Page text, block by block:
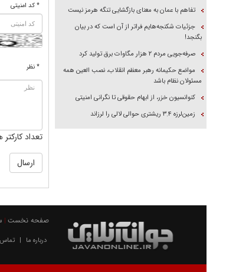
* کد امنیتی
* نظر
تعداد
تفاهم با عمان به معنای بازگشایی تنگه هرمز نیست
جزئیات شکنجه‌هایم فراتر از آن است که در بیان
بگنجد!
صرفه‌جویی مردم ۲ هزار مگاوات برق تولید کرد
مواضع حکیمانه رهبر معظم انقلاب، نصب العین همه
مسئولان نظام باشد
کنوانسیون خزر، از ابهام حقوقی تا نگرانی امنیتی
زمین‌لرزه ۳.۴ ریشتری حوالی لالی را لرزاند
صفحه نخست |
درباره ما | تماس